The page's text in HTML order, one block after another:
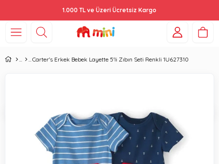
1.000 TL ve Üzeri Ücretsiz Kargo
Carter's Erkek Bebek Layette 5'li Zıbın Seti Renkli 1U627310